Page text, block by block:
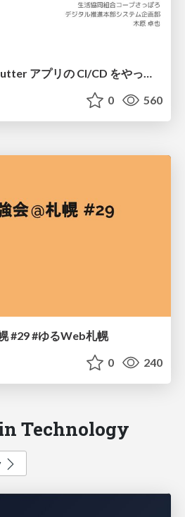
GitHub Actions で Flutter アプリの CI/CD をやってます #ゆるWeb札幌
0 560
#29 #ゆるWeb札幌
0 240
Technology